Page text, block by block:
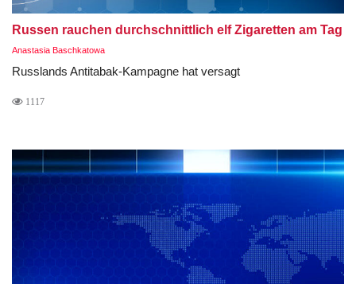
Russen rauchen durchschnittlich elf Zigaretten am Tag
Anastasia Baschkatowa
Russlands Antitabak-Kampagne hat versagt
1117